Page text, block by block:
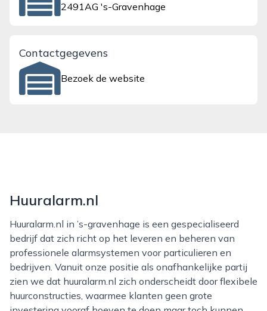
2491AG 's-Gravenhage
Contactgegevens
Bezoek de website
Huuralarm.nl
Huuralarm.nl in ’s-gravenhage is een gespecialiseerd
bedrijf dat zich richt op het leveren en beheren van
professionele alarmsystemen voor particulieren en
bedrijven. Vanuit onze positie als onafhankelijke partij
zien we dat huuralarm.nl zich onderscheidt door flexibele
huurconstructies, waarmee klanten geen grote